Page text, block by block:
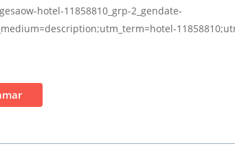
hotel-11858810_grp-2_gendate-